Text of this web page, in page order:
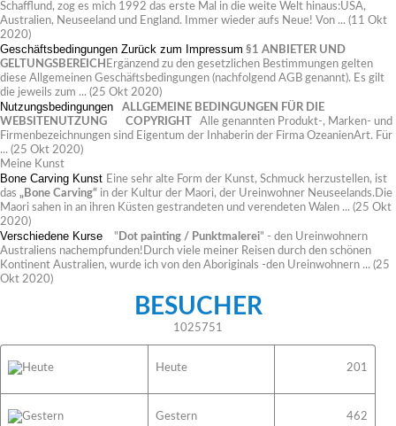
Schafflund, zog es mich 1992 das erste Mal in die weite Welt hinaus:USA,
Australien, Neuseeland und England. Immer wieder aufs Neue! Von ... (11 Okt
2020)
Geschäftsbedingungen Zurück zum Impressum §1 ANBIETER UND
GELTUNGSBEREICH Ergänzend zu den gesetzlichen Bestimmungen gelten
diese Allgemeinen Geschäftsbedingungen (nachfolgend AGB genannt). Es gilt
die jeweils zum ... (25 Okt 2020)
Nutzungsbedingungen
ALLGEMEINE BEDINGUNGEN FÜR DIE
WEBSITENUTZUNG
COPYRIGHT
Alle genannten Produkt-, Marken- und
Firmenbezeichnungen sind Eigentum der Inhaberin der Firma OzeanienArt. Für
... (25 Okt 2020)
Meine Kunst
Bone Carving Kunst Eine sehr alte Form der Kunst, Schmuck herzustellen, ist
das „Bone Carving“ in der Kultur der Maori, der Ureinwohner Neuseelands.Die
Maori sahen in an ihren Küsten gestrandeten und verendeten Walen ... (25 Okt
2020)
Verschiedene Kurse " Dot painting / Punktmalerei" - den Ureinwohnern
Australiens nachempfunden!Durch viele meiner Reisen durch den schönen
Kontinent Australien, wurde ich von den Aboriginals -den Ureinwohnern ... (25
Okt 2020)
BESUCHER
1025751
Heute 201
Gestern 462